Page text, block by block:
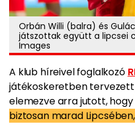
Orbán Willi (balra) és
játszottak együtt a
Images
A klub híreivel foglalkozó
játékoskeretben
elemezve arra jutott, hogy
biztosan marad